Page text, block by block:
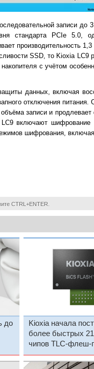
записи до
стандарта PCIe 5.0,
производительность
SSD, то Kioxia LC9
с учётом
данных, включая
отключения
записи и
включают
шифрования,
CTRL+ENTER.
до
Kioxia начала
более быстрых
чипов TLC-флеш-